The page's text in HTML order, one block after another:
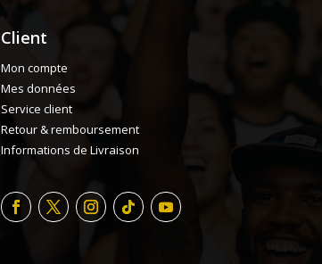
Client
Mon compte
Mes données
Service client
Retour & remboursement
Informations de Livraison